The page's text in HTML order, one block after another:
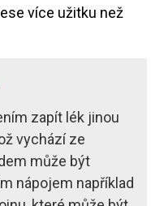
více užitku než
zapít lék jinou
vychází ze
může být
nápojem například